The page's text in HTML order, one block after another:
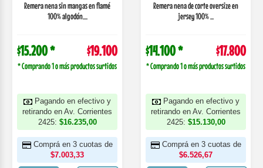
Remera nena sin mangas en flamé
100% algodón....
$15.200 * $19.100
* Comprando 1 o más productos surtidos
Pagando en efectivo y
retirando en Av. Corrientes
2425: $16.235,00
Comprá en 3 cuotas de
$7.003,33
Remera nena de corte oversize en
jersey 100% ...
$14.100 * $17.800
* Comprando 1 o más productos surtidos
Pagando en efectivo y
retirando en Av. Corrientes
2425: $15.130,00
Comprá en 3 cuotas de
$6.526,67